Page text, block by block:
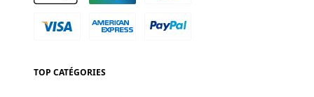
TOP CATÉGORIES